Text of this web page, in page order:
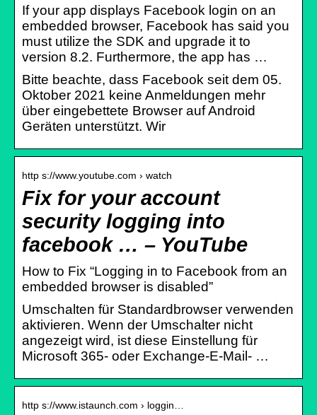
If your app displays Facebook login on an
embedded browser, Facebook has said you
must utilize the SDK and upgrade it to
version 8.2. Furthermore, the app has …
Bitte beachte, dass Facebook seit dem 05.
Oktober 2021 keine Anmeldungen mehr
über eingebettete Browser auf Android
Geräten unterstützt. Wir
http s://www.youtube.com › watch
Fix for your account
security logging into
facebook … – YouTube
How to Fix “Logging in to Facebook from an
embedded browser is disabled”
Umschalten für Standardbrowser verwenden
aktivieren. Wenn der Umschalter nicht
angezeigt wird, ist diese Einstellung für
Microsoft 365- oder Exchange-E-Mail- …
http s://www.istaunch.com › loggin…